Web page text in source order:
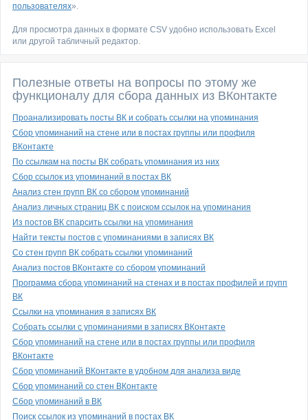
пользователях».
Для просмотра данных в формате CSV удобно использовать Excel
или другой табличный редактор.
Полезные ответы на вопросы по этому же
функционалу для сбора данных из ВКонтакте
Проанализировать посты ВК и собрать ссылки на упоминания
Сбор упоминаний на стене или в постах группы или профиля
ВКонтакте
По ссылкам на посты ВК собрать упоминания из них
Сбор ссылок из упоминаний в постах ВК
Анализ стен групп ВК со сбором упоминаний
Анализ личных страниц ВК с поиском ссылок на упоминания
Из постов ВК спарсить ссылки на упоминания
Найти тексты постов с упоминаниями в записях ВК
Со стен групп ВК собрать ссылки упоминаний
Анализ постов ВКонтакте со сбором упоминаний
Программа сбора упоминаний на стенах и в постах профилей и групп
ВК
Ссылки на упоминания в записях ВК
Собрать ссылки с упоминаниями в записях ВКонтакте
Сбор упоминаний на стене или в постах группы или профиля
ВКонтакте
Сбор упоминаний ВКонтакте в удобном для анализа виде
Сбор упоминаний со стен ВКонтакте
Сбор упоминаний в ВК
Поиск ссылок из упоминаний в постах ВК